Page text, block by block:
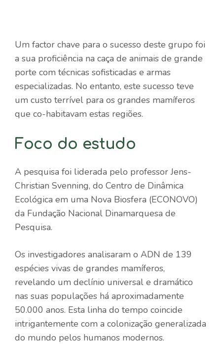
Um factor chave para o sucesso deste grupo foi
a sua proficiência na caça de animais de grande
porte com técnicas sofisticadas e armas
especializadas. No entanto, este sucesso teve
um custo terrível para os grandes mamíferos
que co-habitavam estas regiões.
Foco do estudo
A pesquisa foi liderada pelo professor Jens-
Christian Svenning, do Centro de Dinâmica
Ecológica em uma Nova Biosfera (ECONOVO)
da Fundação Nacional Dinamarquesa de
Pesquisa.
Os investigadores analisaram o ADN de 139
espécies vivas de grandes mamíferos,
revelando um declínio universal e dramático
nas suas populações há aproximadamente
50.000 anos. Esta linha do tempo coincide
intrigantemente com a colonização generalizada
do mundo pelos humanos modernos.